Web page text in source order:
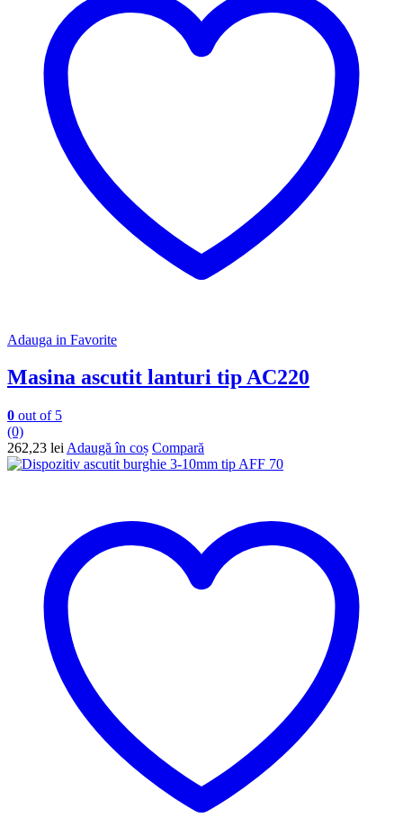
Adauga in Favorite
Masina ascutit lanturi tip AC220
0 out of 5
(0)
262,23 lei Adaugă în coș Compară